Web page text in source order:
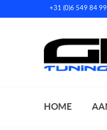
+31 (0)6 549 84
HOME